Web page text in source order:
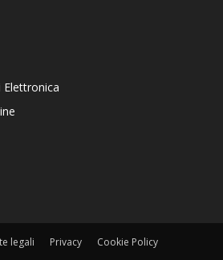
Elettronica
legali Privacy Cookie Policy